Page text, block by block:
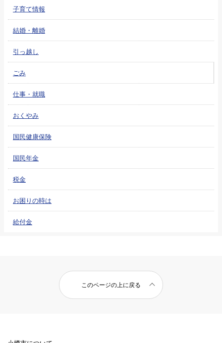
子育て情報
結婚・離婚
引っ越し
ごみ
仕事・就職
おくやみ
国民健康保険
国民年金
税金
お困りの時は
給付金
このページの上に戻る